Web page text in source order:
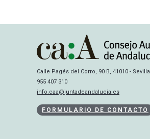
Calle Pagés del Corro, 90 B, 41010 - Sevilla
955 407 310
info.caa@juntadeandalucia.es
FORMULARIO DE CONTACTO